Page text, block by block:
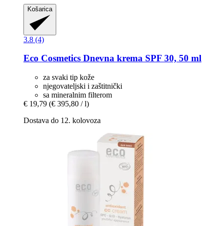
Košarica
3.8 (4)
Eco Cosmetics Dnevna krema SPF 30, 50 ml
za svaki tip kože
njegovateljski i zaštitnički
sa mineralnim filterom
€ 19,79 (€ 395,80 / l)
Dostava do 12. kolovoza